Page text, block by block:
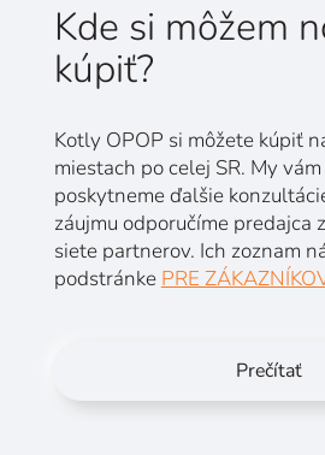
Kde si môžem
kúpiť?
Kotly OPOP si môžete kúpiť
miestach po celej SR. My
poskytneme ďalšie
záujmu odporučíme predajca
siete partnerov. Ich zoznam
podstránke PRE
Prečítať